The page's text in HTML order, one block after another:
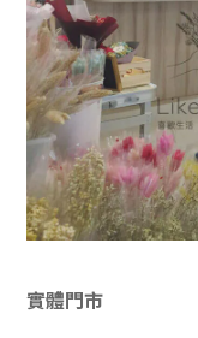
實體門市